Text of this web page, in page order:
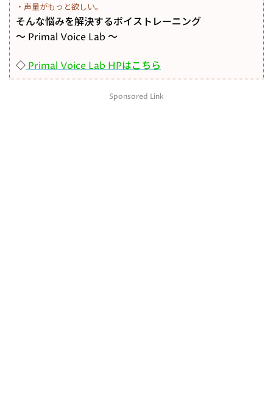
・声量がもっと欲しい。
そんな悩みを解決するボイストレーニング
～ Primal Voice Lab ～
◇ Primal Voice Lab HPはこちら
Sponsored Link